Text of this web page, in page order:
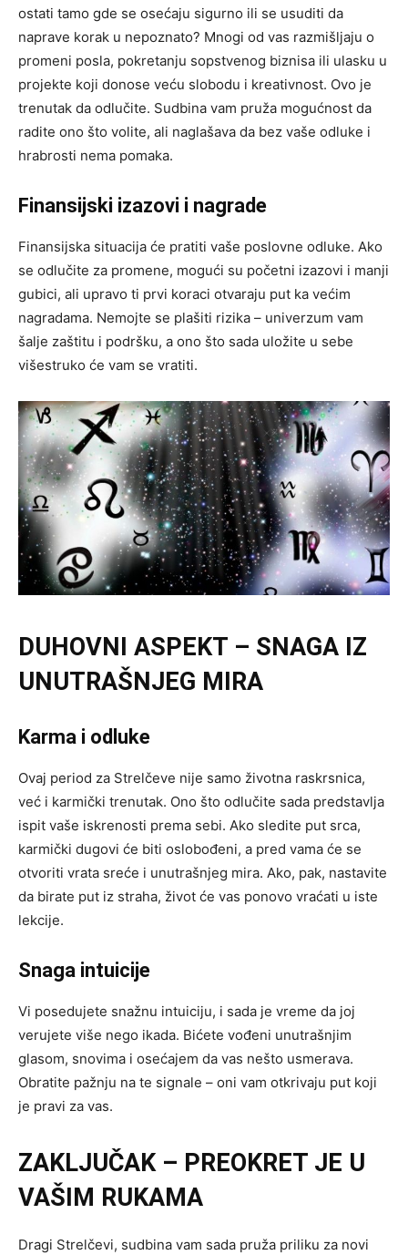
ostati tamo gde se osećaju sigurno ili se usuditi da
naprave korak u nepoznato? Mnogi od vas razmišljaju o
promeni posla, pokretanju sopstvenog biznisa ili ulasku u
projekte koji donose veću slobodu i kreativnost. Ovo je
trenutak da odlučite. Sudbina vam pruža mogućnost da
radite ono što volite, ali naglašava da bez vaše odluke i
hrabrosti nema pomaka.
Finansijski izazovi i nagrade
Finansijska situacija će pratiti vaše poslovne odluke. Ako
se odlučite za promene, mogući su početni izazovi i manji
gubici, ali upravo ti prvi koraci otvaraju put ka većim
nagradama. Nemojte se plašiti rizika – univerzum vam
šalje zaštitu i podršku, a ono što sada uložite u sebe
višestruko će vam se vratiti.
DUHOVNI ASPEKT – SNAGA IZ
UNUTRAŠNJEG MIRA
Karma i odluke
Ovaj period za Strelčeve nije samo životna raskrsnica,
već i karmički trenutak. Ono što odlučite sada predstavlja
ispit vaše iskrenosti prema sebi. Ako sledite put srca,
karmički dugovi će biti oslobođeni, a pred vama će se
otvoriti vrata sreće i unutrašnjeg mira. Ako, pak, nastavite
da birate put iz straha, život će vas ponovo vraćati u iste
lekcije.
Snaga intuicije
Vi posedujete snažnu intuiciju, i sada je vreme da joj
verujete više nego ikada. Bićete vođeni unutrašnjim
glasom, snovima i osećajem da vas nešto usmerava.
Obratite pažnju na te signale – oni vam otkrivaju put koji
je pravi za vas.
ZAKLJUČAK – PREOKRET JE U
VAŠIM RUKAMA
Dragi Strelčevi, sudbina vam sada pruža priliku za novi